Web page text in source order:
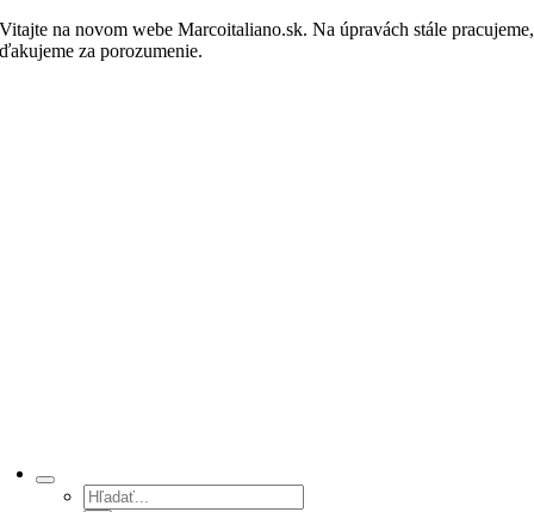
Skip
to
Vitajte na novom webe Marcoitaliano.sk. Na úpravách stále pracujeme,
ďakujeme za porozumenie.
Hľadať: